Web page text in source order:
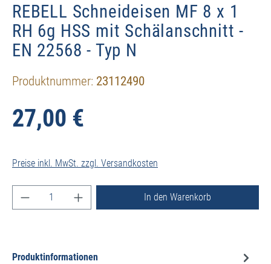
REBELL Schneideisen MF 8 x 1
RH 6g HSS mit Schälanschnitt -
EN 22568 - Typ N
Produktnummer: 23112490
27,00 €
Preise inkl. MwSt. zzgl. Versandkosten
Produkt Anzahl: Gib den gewünschten Wert ein
In den Warenkorb
Produktinformationen